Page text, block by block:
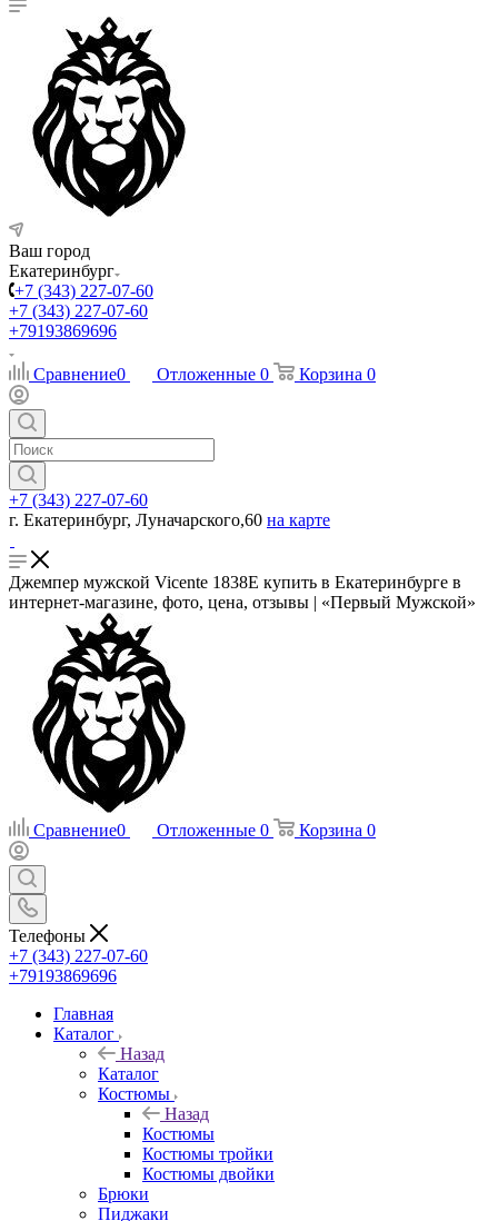
Ваш город
Екатеринбург
+7 (343) 227-07-60
+7 (343) 227-07-60
+79193869696
Сравнение0 Отложенные 0 Корзина 0
+7 (343) 227-07-60
г. Екатеринбург, Луначарского,60 на карте
Джемпер мужской Vicente 1838E купить в Екатеринбурге в
интернет-магазине, фото, цена, отзывы | «Первый Мужской»
Сравнение0 Отложенные 0 Корзина 0
Телефоны
+7 (343) 227-07-60
+79193869696
Главная
Каталог
Назад
Каталог
Костюмы
Назад
Костюмы
Костюмы тройки
Костюмы двойки
Брюки
Пиджаки